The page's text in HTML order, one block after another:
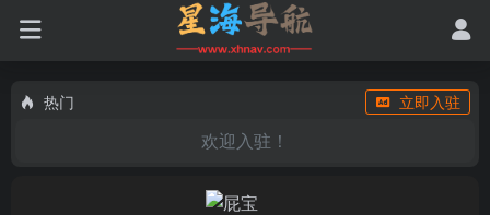
热门 立即入驻
欢迎入驻！